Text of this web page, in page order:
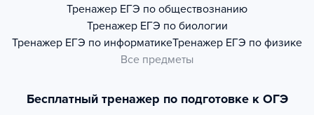
Тренажер ЕГЭ по обществознанию
Тренажер ЕГЭ по биологии
Тренажер ЕГЭ по информатикеТренажер ЕГЭ по физике
Все предметы
Бесплатный тренажер по подготовке к ОГЭ